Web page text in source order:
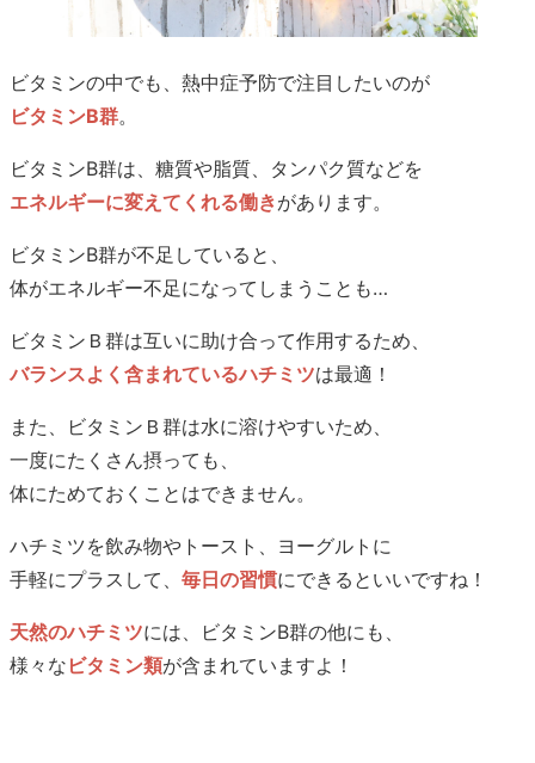
ビタミンの中でも、熱中症予防で注目したいのが
ビタミンB群。
ビタミンB群は、糖質や脂質、タンパク質などを
エネルギーに変えてくれる働きがあります。
ビタミンB群が不足していると、
体がエネルギー不足になってしまうことも…
ビタミンＢ群は互いに助け合って作用するため、
バランスよく含まれているハチミツは最適！
また、ビタミンＢ群は水に溶けやすいため、
一度にたくさん摂っても、
体にためておくことはできません。
ハチミツを飲み物やトースト、ヨーグルトに
手軽にプラスして、 毎日の習慣にできるといいですね！
天然のハチミツには、ビタミンB群の他にも、
様々な ビタミン類が含まれていますよ！